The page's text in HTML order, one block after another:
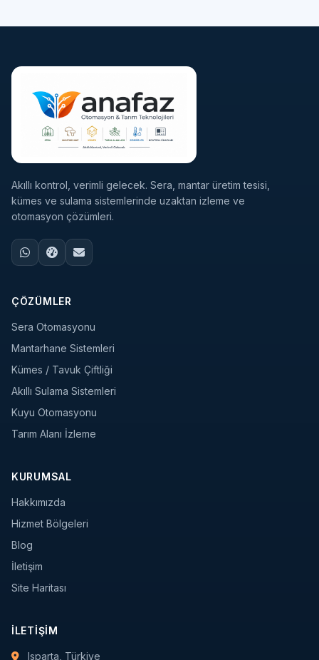
Akıllı kontrol, verimli gelecek. Sera, mantar üretim tesisi,
kümes ve sulama sistemlerinde uzaktan izleme ve
otomasyon çözümleri.
ÇÖZÜMLER
Sera Otomasyonu
Mantarhane Sistemleri
Kümes / Tavuk Çiftliği
Akıllı Sulama Sistemleri
Kuyu Otomasyonu
Tarım Alanı İzleme
KURUMSAL
Hakkımızda
Hizmet Bölgeleri
Blog
İletişim
Site Haritası
İLETIŞIM
Isparta, Türkiye